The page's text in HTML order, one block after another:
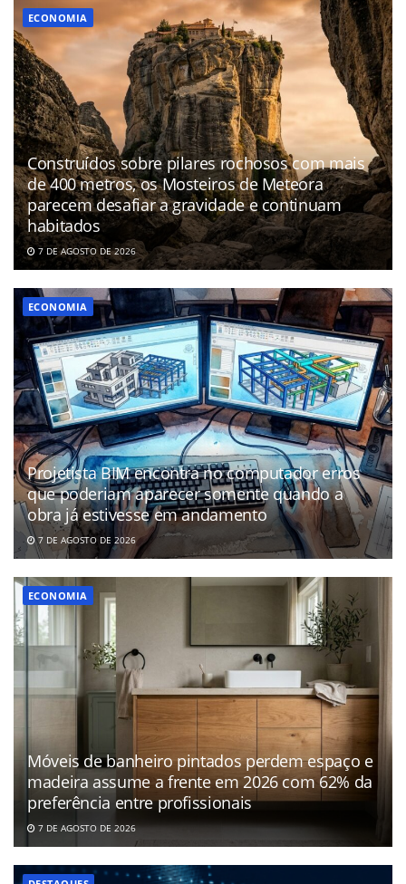
ECONOMIA
Construídos sobre pilares rochosos com mais
de 400 metros, os Mosteiros de Meteora
parecem desafiar a gravidade e continuam
habitados
7 DE AGOSTO DE 2026
ECONOMIA
Projetista BIM encontra no computador erros
que poderiam aparecer somente quando a
obra já estivesse em andamento
7 DE AGOSTO DE 2026
ECONOMIA
Móveis de banheiro pintados perdem espaço e
madeira assume a frente em 2026 com 62% da
preferência entre profissionais
7 DE AGOSTO DE 2026